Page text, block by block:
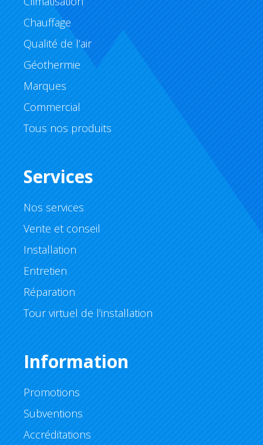
Chauffage
Qualité de l’air
Géothermie
Marques
Commercial
Tous nos produits
Services
Nos services
Vente et conseil
Installation
Entretien
Réparation
Tour virtuel de l’installation
Information
Promotions
Subventions
Accréditations